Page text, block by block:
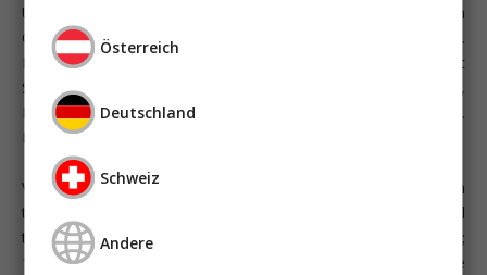
Universitätsklinik Erlangen-Nürnberg und am Univ.-Klinikum
Charité, Humboldt-Universität Berlin. Seit 1.4. 1998 ist Herr Dr.
Budde leitender Oberarzt an der Medizinischen Klinik mit
Schwerpunkt Nephrologie, Universitätsklinikum Charité,
Humboldt-Universität Berlin (Leiter: Prof. Dr. med H.-H.
Neumayer).
Verliehen wurde der Preis für die zwei Arbeiten "First human
trial of FTY720, a novel immunomodulator, in stable renal
transplant patients" (Budde et al. J Am Soc Nephrol 2002;
13:1073-1083) und "Pharmacodynamics of single doses of the
Österreich
Deutschland
Schweiz
Andere